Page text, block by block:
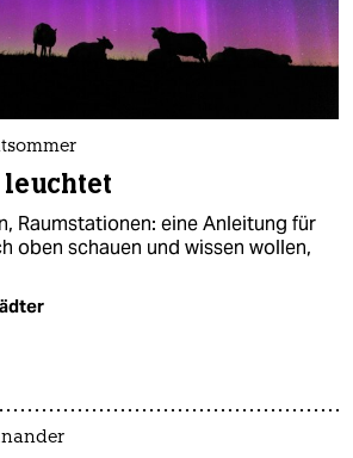
leuchtet
Raumstationen: eine Anleitung für
oben schauen und wissen wollen,